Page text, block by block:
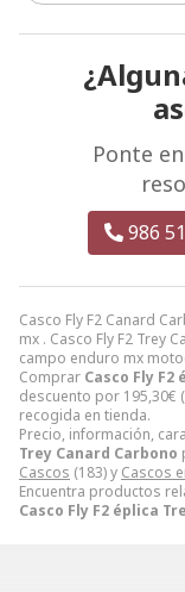
Casco Fly F2 Canard
mx . Casco Fly F2 Trey
campo enduro mx
Comprar Casco Fly F2
descuento por 195,30€
recogida en tienda.
Precio, información,
Trey Canard Carbono
Cascos (183) y Cascos
Encuentra productos
Casco Fly F2 éplica
Ponte
986